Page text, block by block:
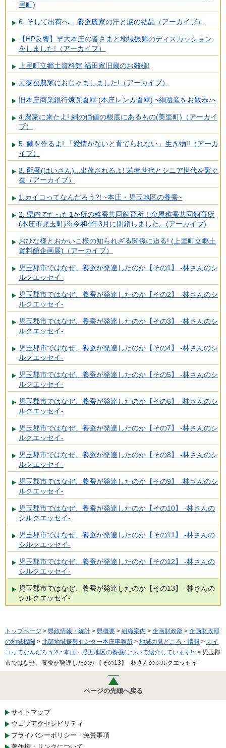
里町)
6. そして出荷へ... 養蚕農家の汗と涙の結晶（アーカイブ）
【HP反響】早大本庄の皆さまと地域振興のディスカッション
をしました!（アーカイブ）
上里町立郷土資料館 福田家旧蔵のお雛様!
元養蚕農家におじゃましました!（アーカイブ）
旧本庄商業銀行煉瓦倉庫 (本庄レンガ倉庫) ~絹遺産をお散歩♪~
4.農家に来たよ! 絹の価値の根底にあるもの(美里町)（アーカイ
ブ）
5. 繭を作るよ! 「愛情がないと育てられない」生き物!!（アーカ
イブ）
3. 配蚕(はいさん)...出荷されるよ! 若者世代とシニア世代を繋ぐ
蚕（アーカイブ）
1.カイコってなんだろう?! ~本庄・児玉地区の養蚕~
2. 県内でたった1か所の稚蚕共同飼育所！金屋稚蚕共同飼育所
(本庄市児玉町)※令和4年3月に閉鎖しました。(アーカイブ)
おひな様とおかいこ様の知られざる関係に迫る! (上里町立郷土
資料館企画展)（アーカイブ）
児玉郡市ではなぜ、養蚕が発達したのか【その1】 -林さんのシ
ルクエッセイ-
児玉郡市ではなぜ、養蚕が発達したのか【その2】 -林さんのシ
ルクエッセイ-
児玉郡市ではなぜ、養蚕が発達したのか【その3】 -林さんのシ
ルクエッセイ-
児玉郡市ではなぜ、養蚕が発達したのか【その4】 -林さんのシ
ルクエッセイ-
児玉郡市ではなぜ、養蚕が発達したのか【その5】 -林さんのシ
ルクエッセイ-
児玉郡市ではなぜ、養蚕が発達したのか【その6】 -林さんのシ
ルクエッセイ-
児玉郡市ではなぜ、養蚕が発達したのか【その7】 -林さんのシ
ルクエッセイ-
児玉郡市ではなぜ、養蚕が発達したのか【その8】 -林さんのシ
ルクエッセイ-
児玉郡市ではなぜ、養蚕が発達したのか【その9】 -林さんのシ
ルクエッセイ-
児玉郡市ではなぜ、養蚕が発達したのか【その10】 -林さんの
シルクエッセイ-
児玉郡市ではなぜ、養蚕が発達したのか【その11】 -林さんの
シルクエッセイ-
児玉郡市ではなぜ、養蚕が発達したのか【その12】 -林さんの
シルクエッセイ-
児玉郡市ではなぜ、養蚕が発達したのか【その13】 -林さんの
シルクエッセイ-
トップページ > 県政情報・統計 > 県概要 > 組織案内 > 企画財政部 > 企画財政部
の地域機関 > 北部地域振興センター本庄事務所 > 地域の見どころ・情報 > カイ
コってなんだろう?! ~本庄・児玉地区の養蚕について紹介しています!~ > 児玉郡
市ではなぜ、養蚕が発達したのか【その13】 -林さんのシルクエッセイ-
ページの先頭へ戻る
サイトマップ
ウェブアクセシビリティ
プライバシーポリシー・免責事項